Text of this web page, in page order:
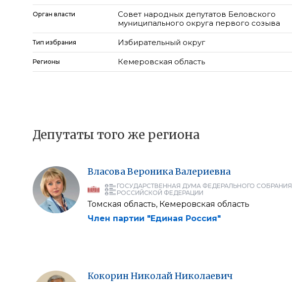
Орган власти
Совет народных депутатов Беловского
муниципального округа первого созыва
Тип избрания Избирательный округ
Регионы Кемеровская область
Депутаты того же региона
ВласоваВероникаВалериевна
ГОСУДАРСТВЕННАЯ ДУМА ФЕДЕРАЛЬНОГО СОБРАНИЯ
РОССИЙСКОЙ ФЕДЕРАЦИИ
Томская область, Кемеровская область
Член партии "Единая Россия"
КокоринНиколайНиколаевич